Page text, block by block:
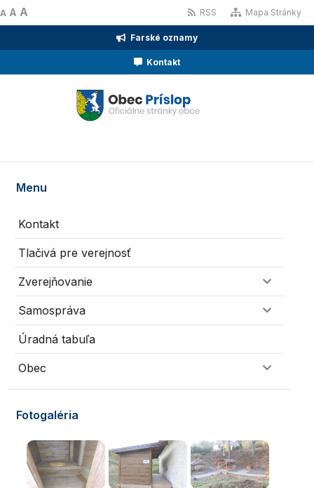
A A A RSS Mapa Stránky
Farské oznamy
Kontakt
Menu
Kontakt
Tlačivá pre verejnosť
Zverejňovanie
Samospráva
Úradná tabuľa
Obec
Fotogaléria